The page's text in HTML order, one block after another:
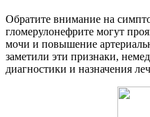
Обратите внимание на
гломерулонефрите могут
мочи и повышение
заметили эти признаки,
диагностики и назначения